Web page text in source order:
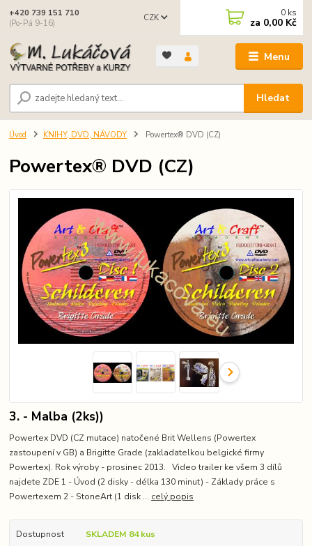
Menu
CZK
Hledat
+420 739 151 710
(Po-Pá 9-16)
0 ks
za 0,00 Kč
Úvod KNIHY, DVD, NÁVODY Powertex® DVD (CZ)
Powertex® DVD (CZ)
3. - Malba (2ks))
Powertex DVD (CZ mutace) natočené Brit Wellens (Powertex
zastoupení v GB) a Brigitte Grade (zakladatelkou belgické firmy
Powertex). Rok výroby - prosinec 2013. Video trailer ke všem 3 dílů
najdete ZDE 1 - Úvod (2 disky - délka 130 minut) - Základy práce s
Powertexem 2 - StoneArt (1 disk ... celý popis
Dostupnost
SKLADEM 84 kus